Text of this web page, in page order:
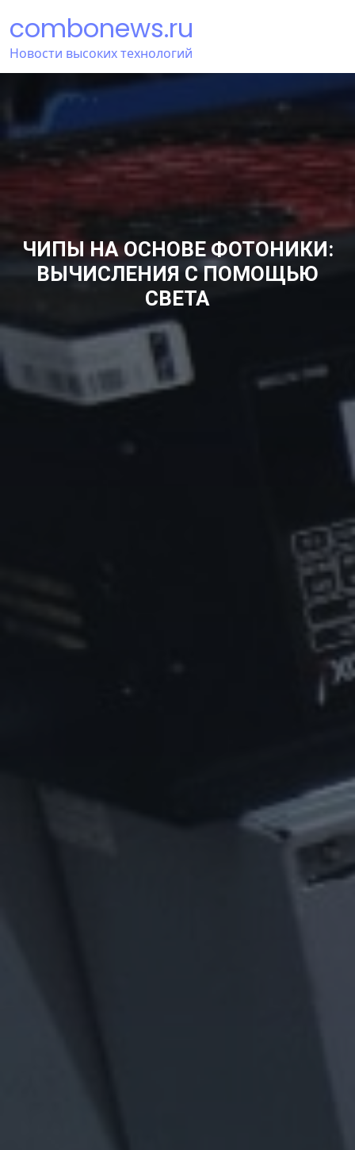
содержимому
combonews.ru
Новости высоких технологий
ЧИПЫ НА ОСНОВЕ ФОТОНИКИ:
ВЫЧИСЛЕНИЯ С ПОМОЩЬЮ
СВЕТА